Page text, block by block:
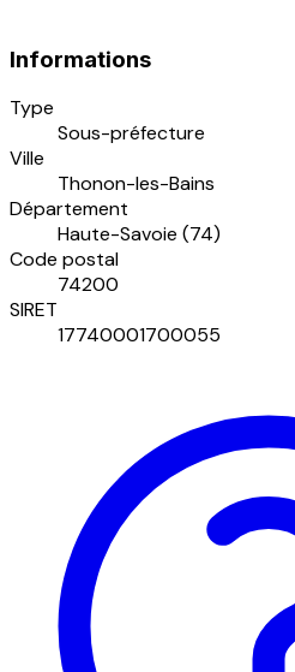
Informations
Type
Sous-préfecture
Ville
Thonon-les-Bains
Département
Haute-Savoie (74)
Code postal
74200
SIRET
17740001700055